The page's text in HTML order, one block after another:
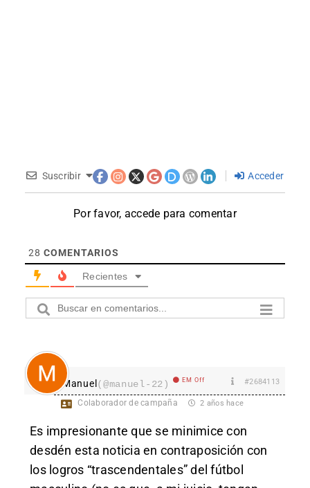
Suscribir Acceder
Por favor, accede para comentar
28 COMENTARIOS
Recientes
Manuel(@manuel-22) EM Off #2684113
Colaborador de campaña 2 años hace
Es impresionante que se minimice con
desdén esta noticia en contraposición con
los logros “trascendentales” del fútbol